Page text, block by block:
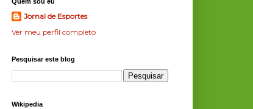
Jornal de Esportes
Ver meu perfil completo
Pesquisar este blog
Wikipedia